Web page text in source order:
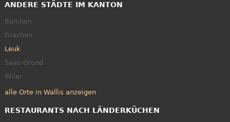
ANDERE STÄDTE IM KANTON
Bürchen
Grächen
Leuk
Saas-Grund
Wiler
alle Orte in Wallis anzeigen
RESTAURANTS NACH LÄNDERKÜCHEN